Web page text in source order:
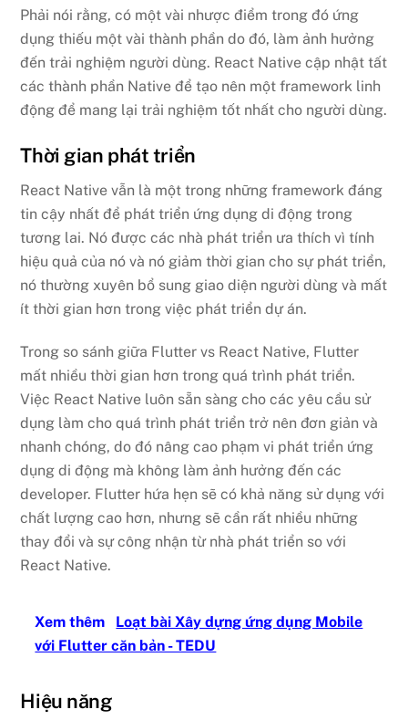
Phải nói rằng, có một vài nhược điểm trong đó ứng
dụng thiếu một vài thành phần do đó, làm ảnh hưởng
đến trải nghiệm người dùng. React Native cập nhật tất
các thành phần Native để tạo nên một framework linh
động để mang lại trải nghiệm tốt nhất cho người dùng.
Thời gian phát triển
React Native vẫn là một trong những framework đáng
tin cậy nhất để phát triển ứng dụng di động trong
tương lai. Nó được các nhà phát triển ưa thích vì tính
hiệu quả của nó và nó giảm thời gian cho sự phát triển,
nó thường xuyên bổ sung giao diện người dùng và mất
ít thời gian hơn trong việc phát triển dự án.
Trong so sánh giữa Flutter vs React Native, Flutter
mất nhiều thời gian hơn trong quá trình phát triển.
Việc React Native luôn sẵn sàng cho các yêu cầu sử
dụng làm cho quá trình phát triển trở nên đơn giản và
nhanh chóng, do đó nâng cao phạm vi phát triển ứng
dụng di động mà không làm ảnh hưởng đến các
developer. Flutter hứa hẹn sẽ có khả năng sử dụng với
chất lượng cao hơn, nhưng sẽ cần rất nhiều những
thay đổi và sự công nhận từ nhà phát triển so với
React Native.
Xem thêm
Loạt bài Xây dựng ứng dụng Mobile
với Flutter căn bản - TEDU
Hiệu năng